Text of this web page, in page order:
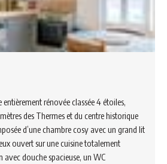
rénovée classée 4 étoiles,
des Thermes et du centre historique
d’une chambre cosy avec un grand lit
ouvert sur une cuisine totalement
avec douche spacieuse, un WC